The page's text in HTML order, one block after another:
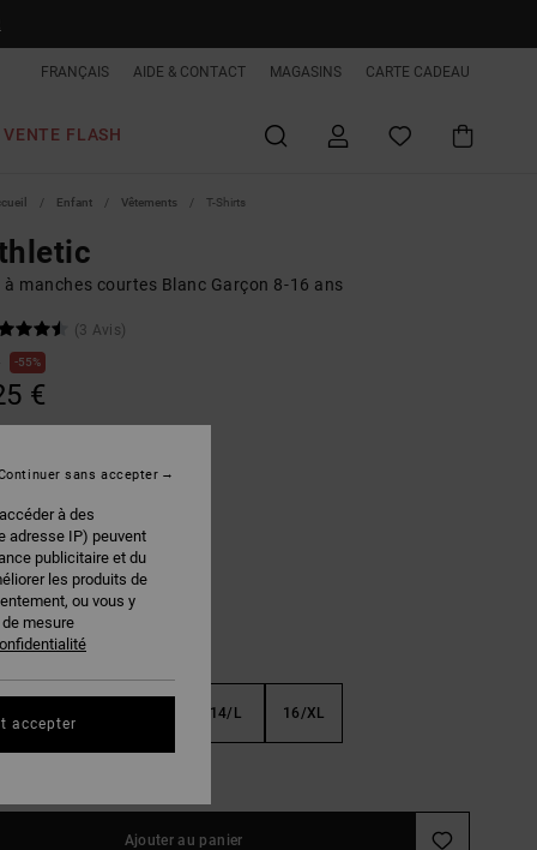
FRANÇAIS AIDE & CONTACT MAGASINS CARTE CADEAU
VENTE FLASH
Enfant Vêtements T-Shirts
à manches courtes Blanc Garçon 8-16 ans
(3 Avis)
55%
€
White
14/L 16/XL
Ajouter au panier
à des
adresse IP) peuvent
publicitaire et du
les produits de
ou vous y
mesure
sans accepter
accepter